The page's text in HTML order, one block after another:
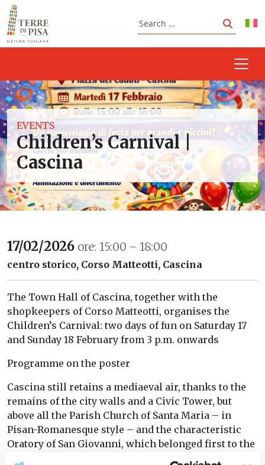
Skip to content
Search
Search
EVENTS
Children’s Carnival |
Cascina
17/02/2026 ore: 15:00 - 18:00
centro storico, Corso Matteotti, Cascina
The Town Hall of Cascina, together with the
shopkeepers of Corso Matteotti, organises the
Children’s Carnival: two days of fun on Saturday 17
and Sunday 18 February from 3 p.m. onwards
Programme on the poster
Cascina still retains a mediaeval air, thanks to the
remains of the city walls and a Civic Tower, but
above all the Parish Church of Santa Maria – in
Pisan-Romanesque style – and the characteristic
Oratory of San Giovanni, which belonged first to the
Knights of Jerusalem and then to the Knights of